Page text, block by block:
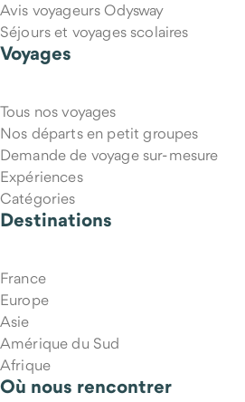
Avis voyageurs Odysway
Séjours et voyages scolaires
Voyages
Tous nos voyages
Nos départs en petit groupes
Demande de voyage sur-mesure
Expériences
Catégories
Destinations
France
Europe
Asie
Amérique du Sud
Afrique
Où nous rencontrer